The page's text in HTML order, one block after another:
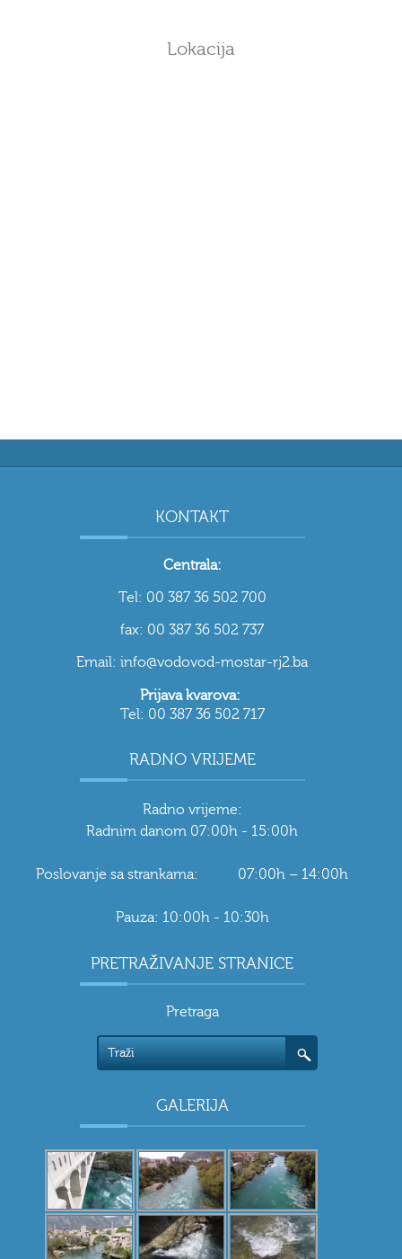
Lokacija
KONTAKT
Centrala:
Tel: 00 387 36 502 700
fax: 00 387 36 502 737
Email: info@vodovod-mostar-rj2.ba
Prijava kvarova:
Tel: 00 387 36 502 717
RADNO VRIJEME
Radno vrijeme:
Radnim danom 07:00h - 15:00h
Poslovanje sa strankama: 07:00h – 14:00h
Pauza: 10:00h - 10:30h
PRETRAŽIVANJE STRANICE
Pretraga
GALERIJA